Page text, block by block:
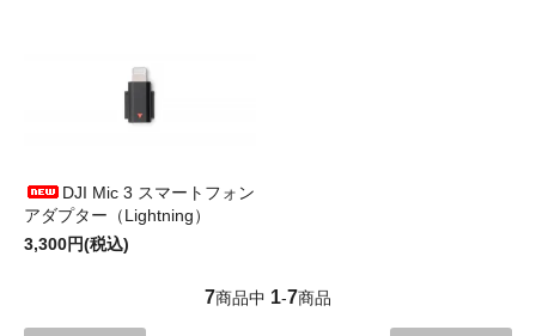
DJI Mic 3 スマートフォン
アダプター（Lightning）
3,300円(税込)
7商品中 1-7商品